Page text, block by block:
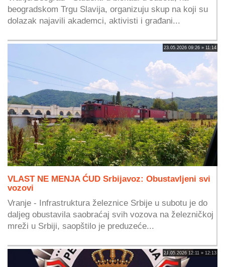
beogradskom Trgu Slavija, organizuju skup na koji su
dolazak najavili akademci, aktivisti i građani...
23.05.2026 09:26 » 11:14
VLAST NE MENJA ĆUD Srbijavoz: Obustavljeni svi
vozovi
Vranje - Infrastruktura železnice Srbije u subotu je do
daljeg obustavila saobraćaj svih vozova na železničkoj
mreži u Srbiji, saopštilo je preduzeće...
21.05.2026 12:11 » 12:13